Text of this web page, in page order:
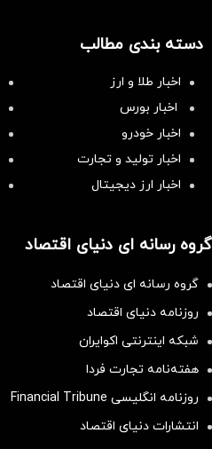
دسته بندی مطالب
اخبار طلا و ارز
اخبار بورس
اخبار خودرو
اخبار تولید و تجارت
اخبار ارز دیجیتال
گروه رسانه ای دنیای اقتصاد
گروه رسانه ای دنیای اقتصاد
روزنامه دنیای اقتصاد
شبکه اینترنتی اکوایران
هفته‌نامه تجارت فردا
روزنامه انگلیسی Financial Tribune
انتشارات دنیای اقتصاد